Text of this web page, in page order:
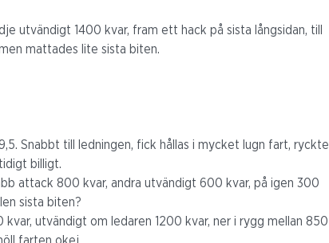
utvändigt 1400 kvar, fram ett hack på sista långsidan, till
mattades lite sista biten.
Snabbt till ledningen, fick hållas i mycket lugn fart, ryckte
billigt.
attack 800 kvar, andra utvändigt 600 kvar, på igen 300
sista biten?
utvändigt om ledaren 1200 kvar, ner i rygg mellan 850